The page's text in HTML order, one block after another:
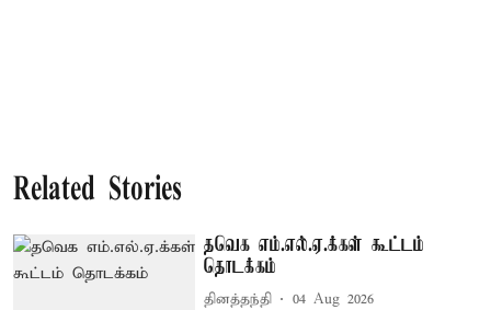
Related Stories
தவெக எம்.எல்.ஏ.க்கள் கூட்டம்
தொடக்கம்
தினத்தந்தி 04 Aug 2026